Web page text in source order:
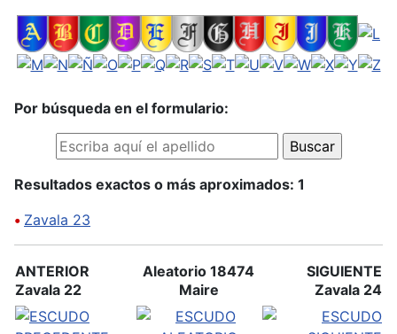
Por búsqueda en el formulario:
Resultados exactos o más aproximados: 1
• Zavala 23
ANTERIOR
Zavala 22
Aleatorio 18474
Maire
SIGUIENTE
Zavala 24